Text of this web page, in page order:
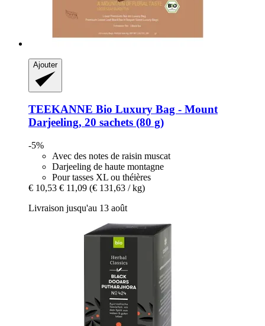
Ajouter
TEEKANNE Bio Luxury Bag -​ Mount
Darjeeling, 20 sachets (80 g)
-5%
Avec des notes de raisin muscat
Darjeeling de haute montagne
Pour tasses XL ou théières
€ 10,53 € 11,09 (€ 131,63 / kg)
Livraison jusqu'au 13 août